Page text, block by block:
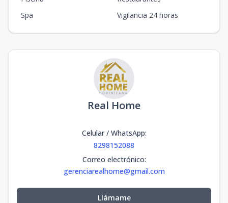
Spa
Vigilancia 24 horas
Real Home
Celular / WhatsApp:
8298152088
Correo electrónico:
gerenciarealhome@gmail.com
Llámame